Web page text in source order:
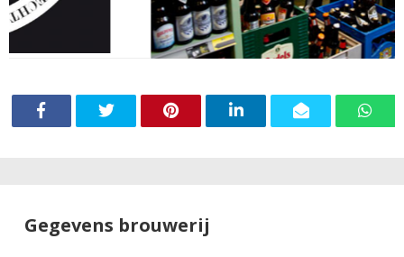
Gegevens brouwerij